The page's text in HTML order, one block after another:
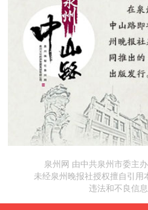
泉州网 由中共泉州市委主
未经泉州晚报社授权擅自引用
违法和不良信